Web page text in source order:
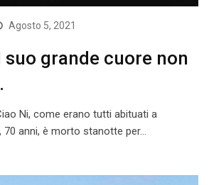
Agosto 5, 2021
suo grande cuore non
Ni, come erano tutti abituati a
70 anni, è morto stanotte per…